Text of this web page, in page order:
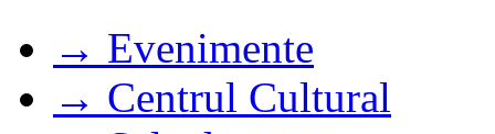
→ Evenimente
→ Centrul Cultural